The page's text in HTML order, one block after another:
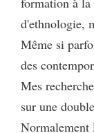
d'ethnologie,
Même si
des
Mes
sur une
Normalement